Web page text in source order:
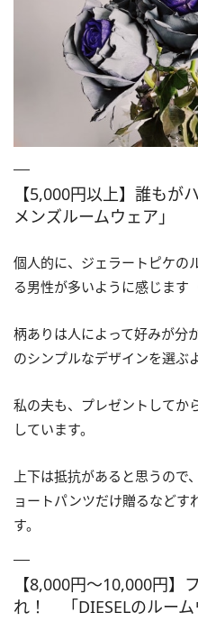
【5,000円以上】誰もが
メンズルームウェア」
個人的に、ジェラートピケの
る男性が多いように感じます
柄ありは人によって好みが分
のシンプルなデザインを選ぶ
私の夫も、プレゼントしてか
しています。
上下は抵抗があると思うので
ョートパンツだけ贈るなどす
す。
【8,000円～10,000円】
れ！ 「DIESELのルーム